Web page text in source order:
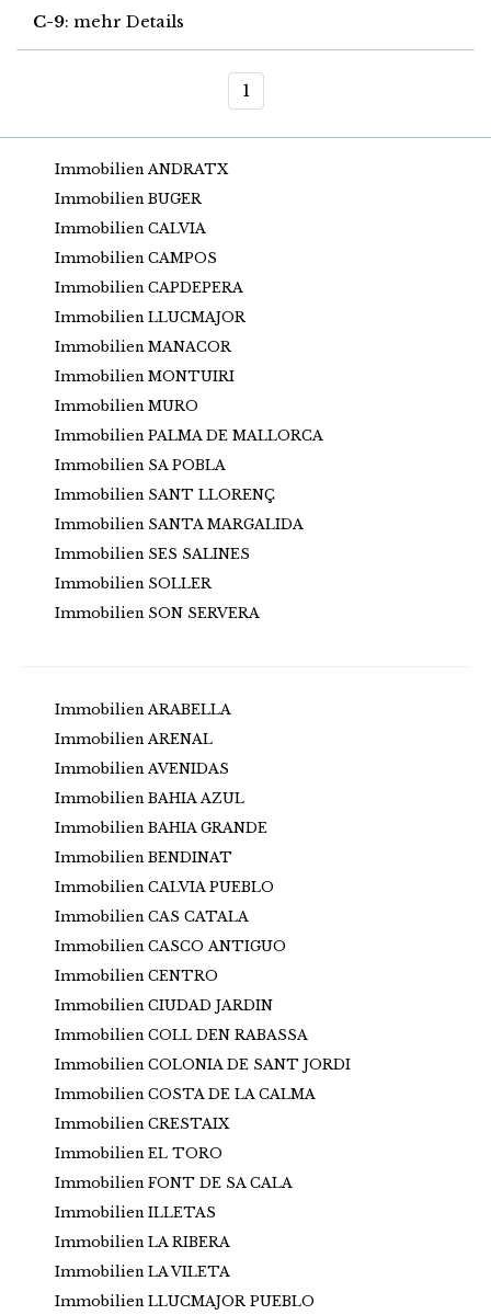
C-9: mehr Details
1
Immobilien ANDRATX
Immobilien BUGER
Immobilien CALVIA
Immobilien CAMPOS
Immobilien CAPDEPERA
Immobilien LLUCMAJOR
Immobilien MANACOR
Immobilien MONTUIRI
Immobilien MURO
Immobilien PALMA DE MALLORCA
Immobilien SA POBLA
Immobilien SANT LLORENÇ
Immobilien SANTA MARGALIDA
Immobilien SES SALINES
Immobilien SOLLER
Immobilien SON SERVERA
Immobilien ARABELLA
Immobilien ARENAL
Immobilien AVENIDAS
Immobilien BAHIA AZUL
Immobilien BAHIA GRANDE
Immobilien BENDINAT
Immobilien CALVIA PUEBLO
Immobilien CAS CATALA
Immobilien CASCO ANTIGUO
Immobilien CENTRO
Immobilien CIUDAD JARDIN
Immobilien COLL DEN RABASSA
Immobilien COLONIA DE SANT JORDI
Immobilien COSTA DE LA CALMA
Immobilien CRESTAIX
Immobilien EL TORO
Immobilien FONT DE SA CALA
Immobilien ILLETAS
Immobilien LA RIBERA
Immobilien LA VILETA
Immobilien LLUCMAJOR PUEBLO